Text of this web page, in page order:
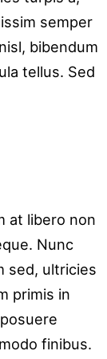
semper
bibendum
tellus. Sed
at libero non
Nunc
sed, ultricies
primis in
finibus.